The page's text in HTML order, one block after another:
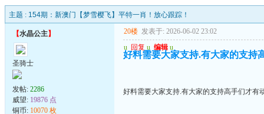
主题 : 154期：新澳门【梦雪樱飞】平特一肖！放心跟踪！
【水晶公主】
圣骑士
发帖: 2286
威望: 19876 点
铜币: 10070 枚
20楼 发表于: 2026-06-02 23:02
u 回复 u 编辑 u
好料需要大家支持.有大家的支持
好料需要大家支持.有大家的支持高手们才有